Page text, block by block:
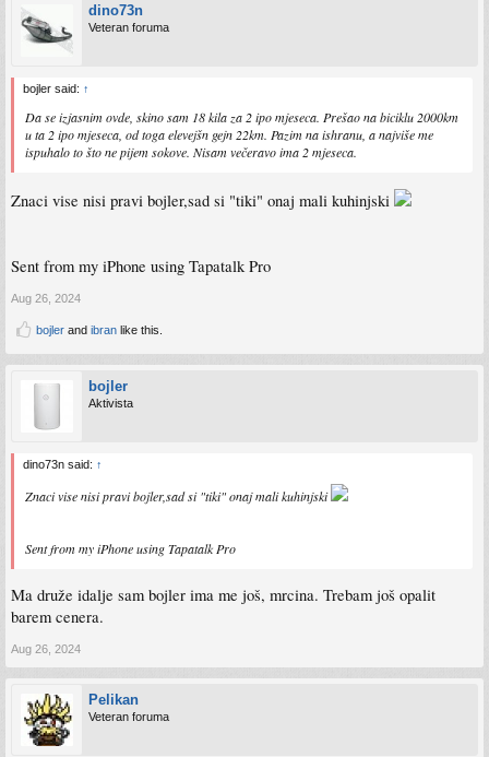
dino73n
Veteran foruma
bojler said: ↑
Da se izjasnim ovde, skino sam 18 kila za 2 ipo mjeseca. Prešao na biciklu 2000km
u ta 2 ipo mjeseca, od toga elevejšn gejn 22km. Pazim na ishranu, a najviše me
ispuhalo to što ne pijem sokove. Nisam večeravo ima 2 mjeseca.
Znaci vise nisi pravi bojler,sad si "tiki" onaj mali kuhinjski
Sent from my iPhone using Tapatalk Pro
Aug 26, 2024
bojler and ibran like this.
bojler
Aktivista
dino73n said: ↑
Znaci vise nisi pravi bojler,sad si "tiki" onaj mali kuhinjski
Sent from my iPhone using Tapatalk Pro
Ma druže idalje sam bojler ima me još, mrcina. Trebam još opalit
barem cenera.
Aug 26, 2024
Pelikan
Veteran foruma